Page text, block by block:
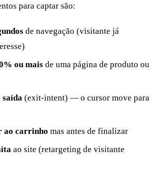
para captar são:
de navegação (visitante já
ou mais de uma página de produto ou
saída (exit-intent) — o cursor move para
ao carrinho mas antes de finalizar
ao site (retargeting de visitante